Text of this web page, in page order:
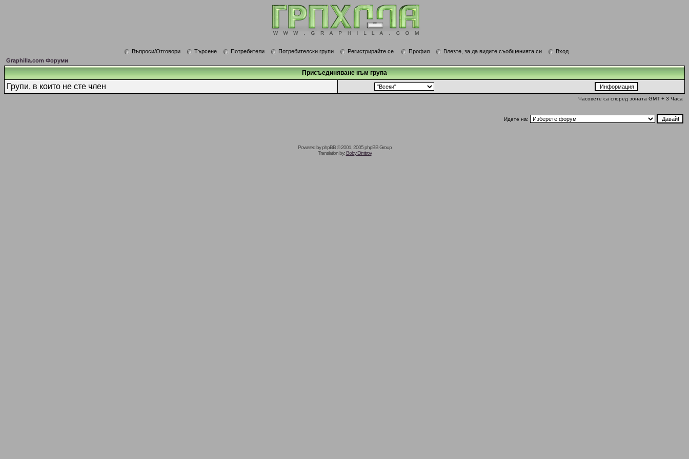
Въпроси/Отговори Търсене Потребители Потребителски групи Регистрирайте се Профил Влезте, за да видите съобщенията си
Вход
Graphilla.com Форуми
Присъединяване към група
Групи, в които не сте член
Часовете са според зоната GMT + 3 Часа
Идете на:
Powered byphpBB© 2001, 2005 phpBB Group
Translation by:Boby Dimitrov